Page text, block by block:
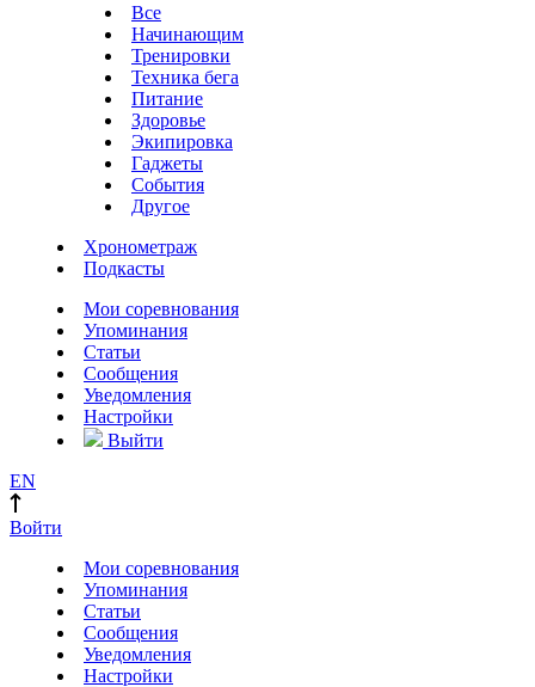
Все
Начинающим
Тренировки
Техника бега
Питание
Здоровье
Экипировка
Гаджеты
События
Другое
Хронометраж
Подкасты
Мои соревнования
Упоминания
Статьи
Сообщения
Уведомления
Настройки
Выйти
EN
Войти
Мои соревнования
Упоминания
Статьи
Сообщения
Уведомления
Настройки